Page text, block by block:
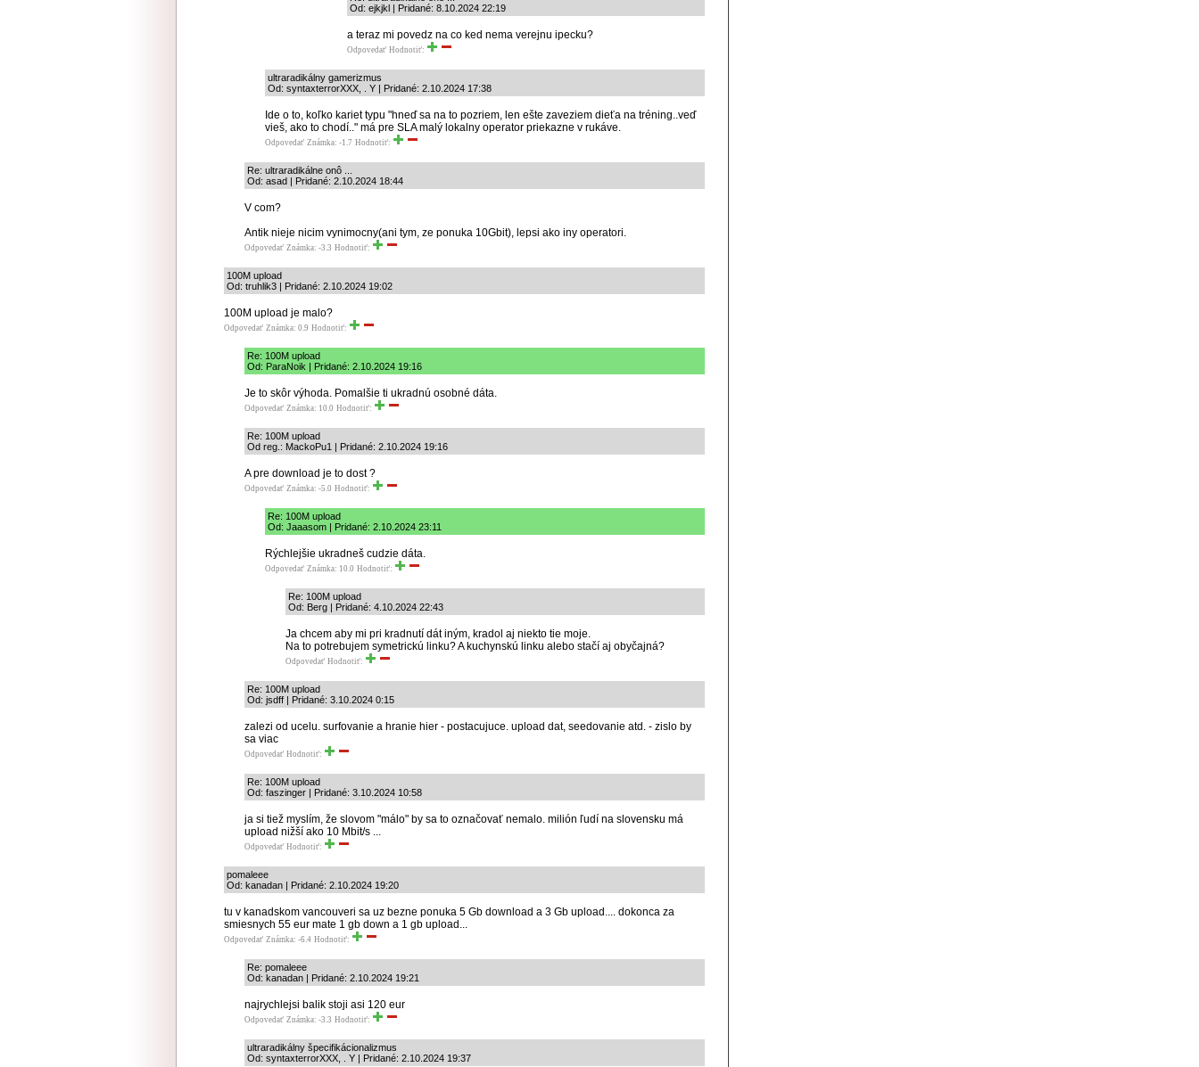
Od: ejkjkl | Pridané: 8.10.2024 22:19
a teraz mi povedz na co ked nema verejnu ipecku?
Odpovedať Hodnotiť:
ultraradikálny gamerizmus
Od: syntaxterrorXXX, . Y | Pridané: 2.10.2024 17:38
Ide o to, koľko kariet typu "hneď sa na to pozriem, len ešte zaveziem dieťa na tréning..veď
vieš, ako to chodí.." má pre SLA malý lokalny operator priekazne v rukáve.
Odpovedať Známka: -1.7 Hodnotiť:
Re: ultraradikálne onô ...
Od: asad | Pridané: 2.10.2024 18:44
V com?
Antik nieje nicim vynimocny(ani tym, ze ponuka 10Gbit), lepsi ako iny operatori.
Odpovedať Známka: -3.3 Hodnotiť:
100M upload
Od: truhlik3 | Pridané: 2.10.2024 19:02
100M upload je malo?
Odpovedať Známka: 0.9 Hodnotiť:
Re: 100M upload
Od: ParaNoik | Pridané: 2.10.2024 19:16
Je to skôr výhoda. Pomalšie ti ukradnú osobné dáta.
Odpovedať Známka: 10.0 Hodnotiť:
Re: 100M upload
Od reg.: MackoPu1 | Pridané: 2.10.2024 19:16
A pre download je to dost ?
Odpovedať Známka: -5.0 Hodnotiť:
Re: 100M upload
Od: Jaaasom | Pridané: 2.10.2024 23:11
Rýchlejšie ukradneš cudzie dáta.
Odpovedať Známka: 10.0 Hodnotiť:
Re: 100M upload
Od: Berg | Pridané: 4.10.2024 22:43
Ja chcem aby mi pri kradnutí dát iným, kradol aj niekto tie moje.
Na to potrebujem symetrickú linku? A kuchynskú linku alebo stačí aj obyčajná?
Odpovedať Hodnotiť:
Re: 100M upload
Od: jsdff | Pridané: 3.10.2024 0:15
zalezi od ucelu. surfovanie a hranie hier - postacujuce. upload dat, seedovanie atd. - zislo by
sa viac
Odpovedať Hodnotiť:
Re: 100M upload
Od: faszinger | Pridané: 3.10.2024 10:58
ja si tiež myslím, že slovom "málo" by sa to označovať nemalo. milión ľudí na slovensku má
upload nižší ako 10 Mbit/s ...
Odpovedať Hodnotiť:
pomaleee
Od: kanadan | Pridané: 2.10.2024 19:20
tu v kanadskom vancouveri sa uz bezne ponuka 5 Gb download a 3 Gb upload.... dokonca za
smiesnych 55 eur mate 1 gb down a 1 gb upload...
Odpovedať Známka: -6.4 Hodnotiť:
Re: pomaleee
Od: kanadan | Pridané: 2.10.2024 19:21
najrychlejsi balik stoji asi 120 eur
Odpovedať Známka: -3.3 Hodnotiť:
ultraradikálny špecifikácionalizmus
Od: syntaxterrorXXX, . Y | Pridané: 2.10.2024 19:37